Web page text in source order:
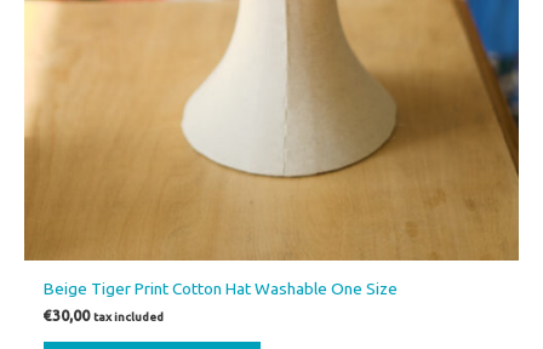
Beige Tiger Print Cotton Hat Washable One Size
€30,00 tax included